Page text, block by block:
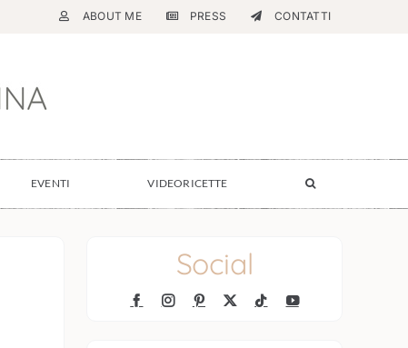
ABOUT ME PRESS CONTATTI
EVENTI VIDEORICETTE
Social